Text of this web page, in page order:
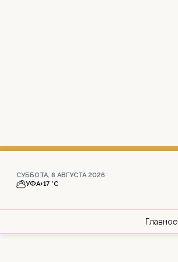
СУББОТА, 8 АВГУСТА 2026
УФА+17 °С
Главное